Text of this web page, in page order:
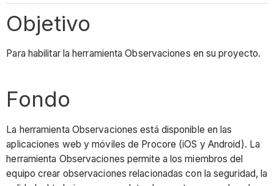
Objetivo
Para habilitar la herramienta Observaciones en su proyecto.
Fondo
La herramienta Observaciones está disponible en las
aplicaciones web y móviles de Procore (iOS y Android). La
herramienta Observaciones permite a los miembros del
equipo crear observaciones relacionadas con la seguridad, la